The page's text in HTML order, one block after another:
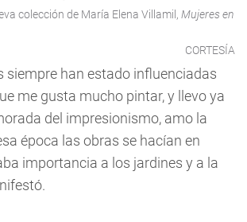
colección de María Elena Villamil, Mujeres en
CORTESÍA
siempre han estado influenciadas
me gusta mucho pintar, y llevo ya
del impresionismo, amo la
época las obras se hacían en
importancia a los jardines y a la